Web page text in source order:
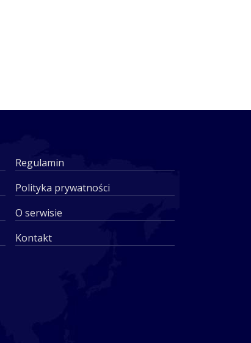
Regulamin
Polityka prywatności
O serwisie
Kontakt